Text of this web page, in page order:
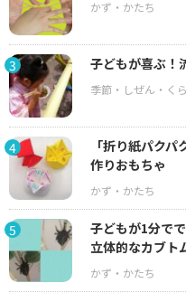
3 子どもが喜ぶ！
4
「折り紙パク
作りおもちゃ
5
子どもが1分で
立体的なカブト